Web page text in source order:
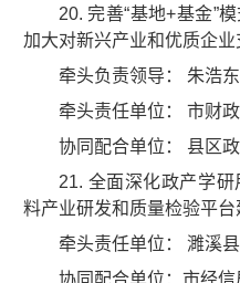
20. 完善“基地+基金”
加大对新兴产业和优质企业
牵头负责领导： 朱浩东
牵头责任单位： 市财
协同配合单位： 县区
21. 全面深化政产学
料产业研发和质量检验平台
牵头责任单位： 濉溪
协同配合单位：市经信